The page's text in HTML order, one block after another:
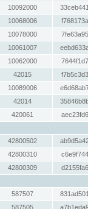
10092000
10068006
10078000
10061007
10062000
42015
10089006
42014
420061
42800502
42800310
42800309
587507
587505